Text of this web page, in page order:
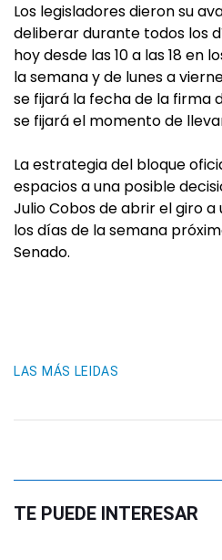
Los legisladores dieron su
deliberar durante todos los
hoy desde las 10 a las 18 en
la semana y de lunes a
se fijará la fecha de la firma
se fijará el momento de
La estrategia del bloque
espacios a una posible
Julio Cobos de abrir el giro
los días de la semana
Senado.
LAS MÁS LEIDAS
TE PUEDE INTERESAR